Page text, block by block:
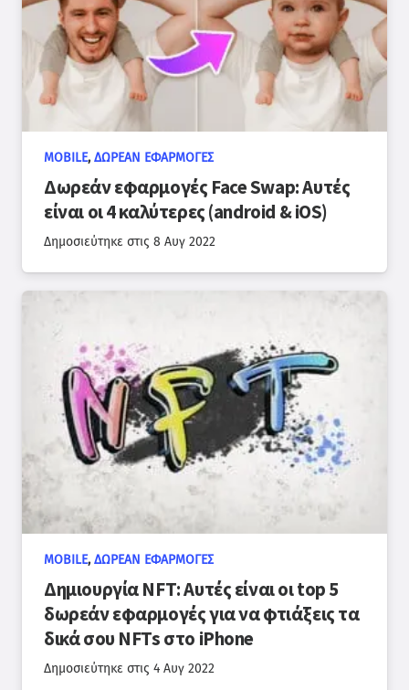
MOBILE,ΔΩΡΕΆΝ ΕΦΑΡΜΟΓΈΣ
Δωρεάν εφαρμογές Face Swap: Αυτές
είναι οι 4 καλύτερες (android & iOS)
Δημοσιεύτηκε στις 8 Αυγ 2022
MOBILE,ΔΩΡΕΆΝ ΕΦΑΡΜΟΓΈΣ
Δημιουργία NFT: Αυτές είναι οι top 5
δωρεάν εφαρμογές για να φτιάξεις τα
δικά σου NFTs στο iPhone
Δημοσιεύτηκε στις 4 Αυγ 2022